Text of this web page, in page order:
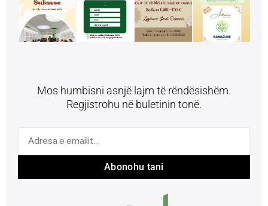
Mos humbisni asnjë lajm të rëndësishëm.
Regjistrohu në buletinin tonë.
Abonohu tani